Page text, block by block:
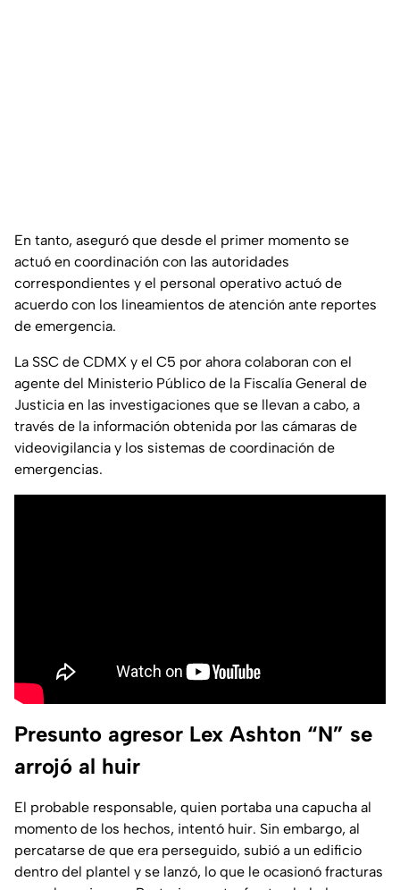
En tanto, aseguró que desde el primer momento se
actuó en coordinación con las autoridades
correspondientes y el personal operativo actuó de
acuerdo con los lineamientos de atención ante reportes
de emergencia.
La SSC de CDMX y el C5 por ahora colaboran con el
agente del Ministerio Público de la Fiscalía General de
Justicia en las investigaciones que se llevan a cabo, a
través de la información obtenida por las cámaras de
videovigilancia y los sistemas de coordinación de
emergencias.
Presunto agresor Lex Ashton “N” se
arrojó al huir
El probable responsable, quien portaba una capucha al
momento de los hechos, intentó huir. Sin embargo, al
percatarse de que era perseguido, subió a un edificio
dentro del plantel y se lanzó, lo que le ocasionó fracturas